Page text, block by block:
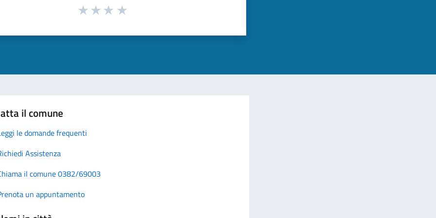
il comune
le domande frequenti
Assistenza
il comune 0382/69003
un appuntamento